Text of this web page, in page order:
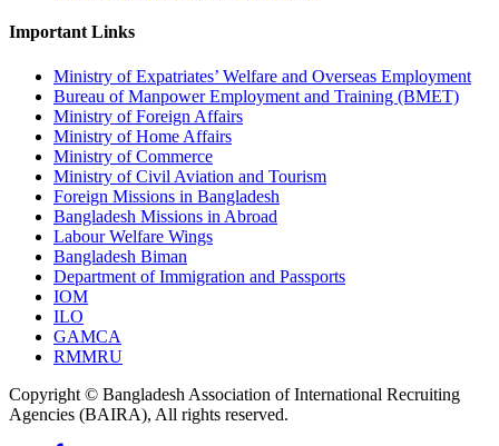
Important Links
Ministry of Expatriates’ Welfare and Overseas Employment
Bureau of Manpower Employment and Training (BMET)
Ministry of Foreign Affairs
Ministry of Home Affairs
Ministry of Commerce
Ministry of Civil Aviation and Tourism
Foreign Missions in Bangladesh
Bangladesh Missions in Abroad
Labour Welfare Wings
Bangladesh Biman
Department of Immigration and Passports
IOM
ILO
GAMCA
RMMRU
Copyright © Bangladesh Association of International Recruiting
Agencies (BAIRA), All rights reserved.